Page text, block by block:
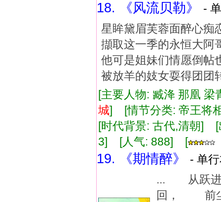
18. 《风流贝勒》
-
星眸黛眉芙蓉面醉心痴
擷取这一季的永恒大阿
他可是姐妹们情愿倒帖
被放羊的妓女耍得团
[主要人物: 臧洚 那凰
城] [情节分类: 帝王将
[时代背景: 古代,清朝]
3] [人气: 888] [
19. 《期情醉》
- 单
... 从跃进
回， 前尘